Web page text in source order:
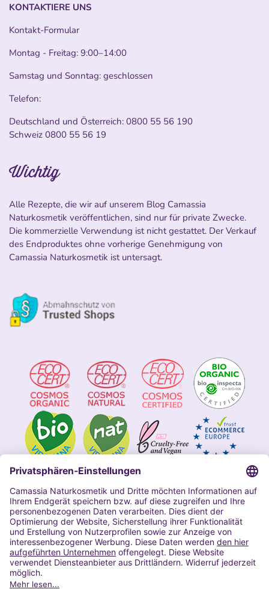
KONTAKTIERE UNS
Kontakt-Formular
Montag - Freitag: 9:00–14:00
Samstag und Sonntag: geschlossen
Telefon:
Deutschland und Österreich: 0800 55 56 190
Schweiz 0800 55 56 19
Wichtig
Alle Rezepte, die wir auf unserem Blog Camassia
Naturkosmetik veröffentlichen, sind nur für private Zwecke.
Die kommerzielle Verwendung ist nicht gestattet. Der Verkauf
des Endproduktes ohne vorherige Genehmigung von
Camassia Naturkosmetik ist untersagt.
Impressum
Allgemeine Geschäftsbedingungen
Datenschutzerklärung Camassia
Widerrufsbelehrung
Copyright 2020 | Alle Rechte vorbehalten